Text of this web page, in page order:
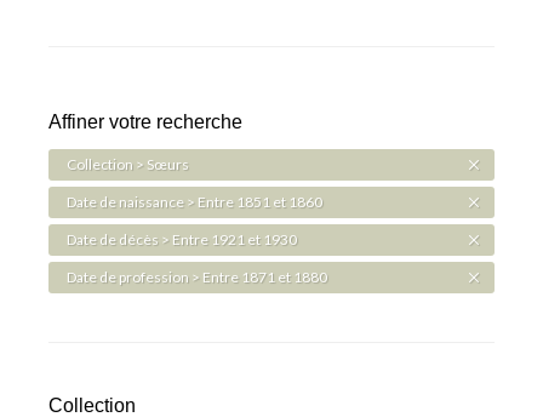
Affiner votre recherche
Collection > Sœurs
Date de naissance > Entre 1851 et 1860
Date de décès > Entre 1921 et 1930
Date de profession > Entre 1871 et 1880
Collection